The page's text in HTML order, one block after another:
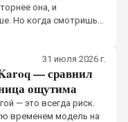
она, и
Но когда смотришь
31 июля 2026 г.
— сравнил
ощутима
— это всегда риск.
временем модель на